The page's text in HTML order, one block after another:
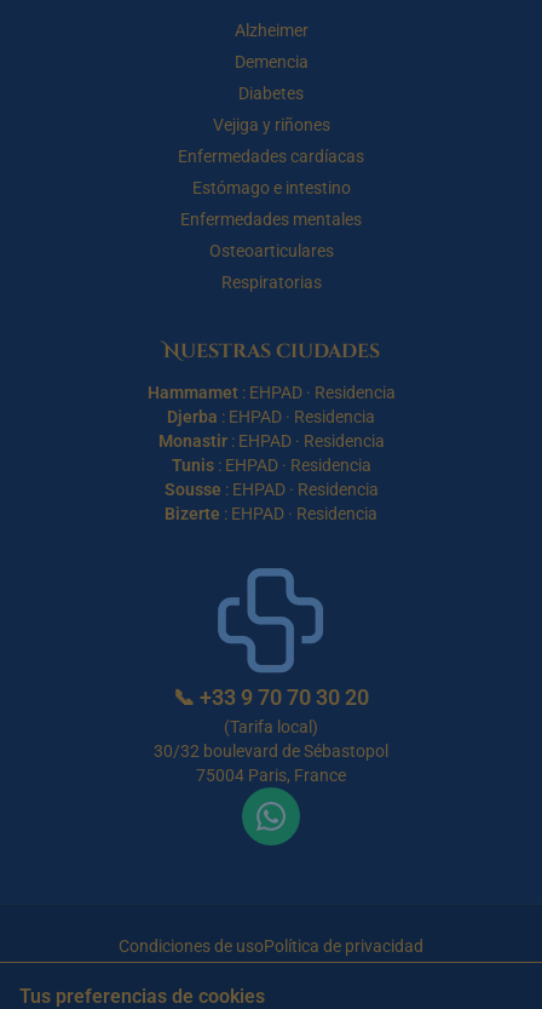
Alzheimer
Demencia
Diabetes
Vejiga y riñones
Enfermedades cardíacas
Estómago e intestino
Enfermedades mentales
Osteoarticulares
Respiratorias
Nuestras ciudades
Hammamet: EHPAD· Residencia
Djerba : EHPAD · Residencia
Monastir: EHPAD· Residencia
Tunis: EHPAD· Residencia
Sousse : EHPAD· Residencia
Bizerte : EHPAD · Residencia
📞 +33 9 70 70 30 20
(Tarifa local)
30/32 boulevard de Sébastopol
75004 Paris, France
Condiciones de usoPolítica de privacidad
reservados
Tus preferencias de cookies